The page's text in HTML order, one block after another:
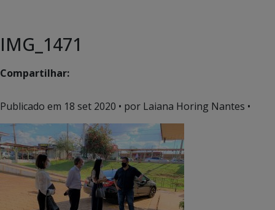
IMG_1471
Compartilhar:
Publicado em 18 set 2020 • por Laiana Horing Nantes •